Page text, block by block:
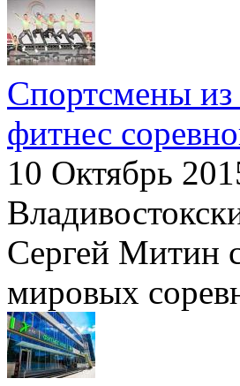
Спортсмены из
фитнес
10 Октябрь
Сергей Митин
мировых